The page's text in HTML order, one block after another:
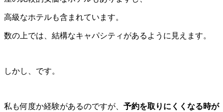
高級なホテルも含まれています。
数の上では、結構なキャパシティがあるように見えます。
しかし、です。
私も何度か経験があるのですが、 予約を取りにくくなる時が